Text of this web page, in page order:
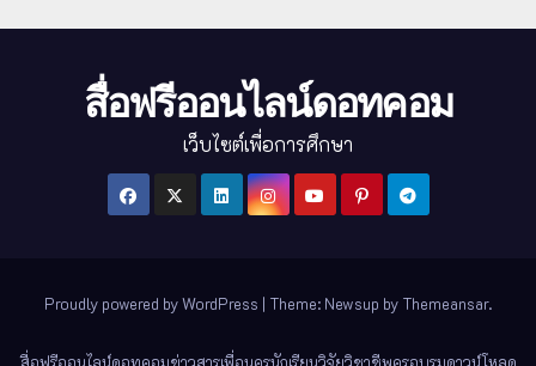
สื่อฟรีออนไลน์ดอทคอม
เว็บไซต์เพื่อการศึกษา
Proudly powered by WordPress | Theme: Newsup by Themeansar.
สื่อฟรีออนไลน์ดอทคอมข่าวสารเพื่อนครูนักเรียนวิจัยวิชาชีพครูอบรมดาวน์โหลด